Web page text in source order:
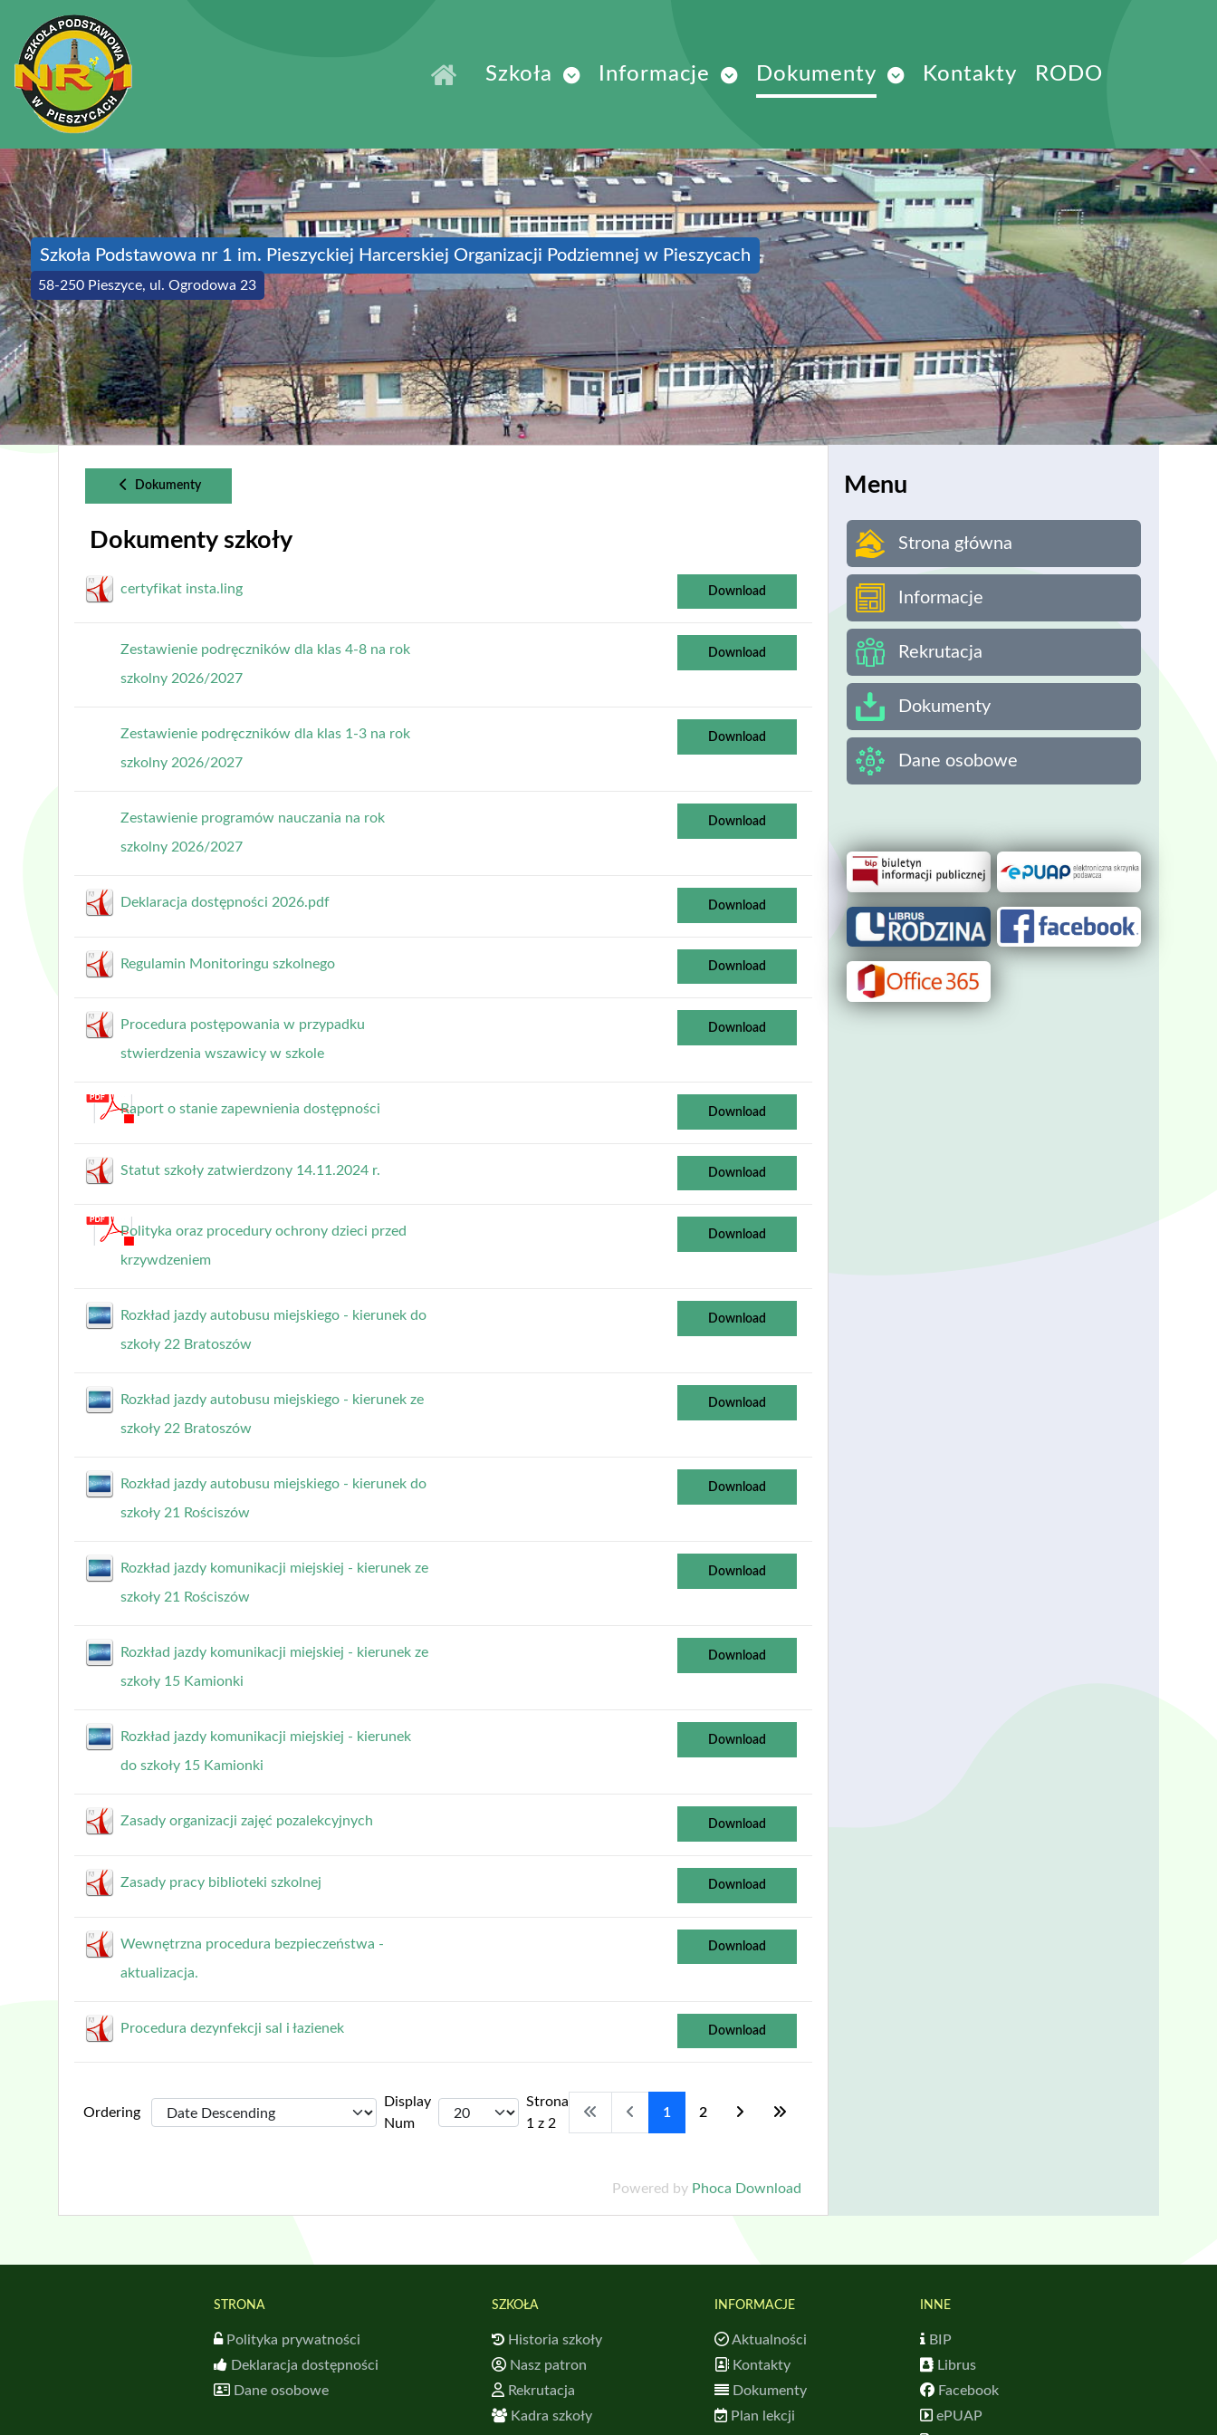
Szkoła Informacje Dokumenty Kontakty RODO
Szkoła Podstawowa nr 1 im. Pieszyckiej Harcerskiej Organizacji Podziemnej w Pieszycach
58-250 Pieszyce, ul. Ogrodowa 23
Dokumenty
Dokumenty szkoły
certyfikat insta.ling Download
Zestawienie podręczników dla klas 4-8 na rok
szkolny 2026/2027
Download
Zestawienie podręczników dla klas 1-3 na rok
szkolny 2026/2027
Download
Zestawienie programów nauczania na rok
szkolny 2026/2027
Download
Deklaracja dostępności 2026.pdf Download
Regulamin Monitoringu szkolnego Download
Procedura postępowania w przypadku
stwierdzenia wszawicy w szkole
Download
Raport o stanie zapewnienia dostępności Download
Statut szkoły zatwierdzony 14.11.2024 r. Download
Polityka oraz procedury ochrony dzieci przed
krzywdzeniem
Download
Rozkład jazdy autobusu miejskiego - kierunek do
szkoły 22 Bratoszów
Download
Rozkład jazdy autobusu miejskiego - kierunek ze
szkoły 22 Bratoszów
Download
Rozkład jazdy autobusu miejskiego - kierunek do
szkoły 21 Rościszów
Download
Rozkład jazdy komunikacji miejskiej - kierunek ze
szkoły 21 Rościszów
Download
Rozkład jazdy komunikacji miejskiej - kierunek ze
szkoły 15 Kamionki
Download
Rozkład jazdy komunikacji miejskiej - kierunek
do szkoły 15 Kamionki
Download
Zasady organizacji zajęć pozalekcyjnych Download
Zasady pracy biblioteki szkolnej Download
Wewnętrzna procedura bezpieczeństwa -
aktualizacja.
Download
Procedura dezynfekcji sal i łazienek Download
Ordering
Display
Num
Strona
1 z 2
1 2
Powered by Phoca Download
Menu
Strona główna
Informacje
Rekrutacja
Dokumenty
Dane osobowe
STRONA
Polityka prywatności
Deklaracja dostępności
Dane osobowe
SZKOŁA
Historia szkoły
Nasz patron
Rekrutacja
Kadra szkoły
INFORMACJE
Aktualności
Kontakty
Dokumenty
Plan lekcji
INNE
BIP
Librus
Facebook
ePUAP